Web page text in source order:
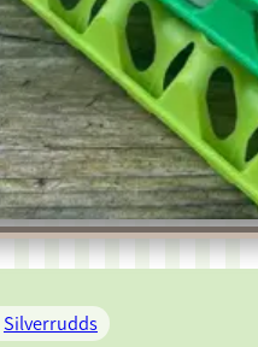
Silverrudds